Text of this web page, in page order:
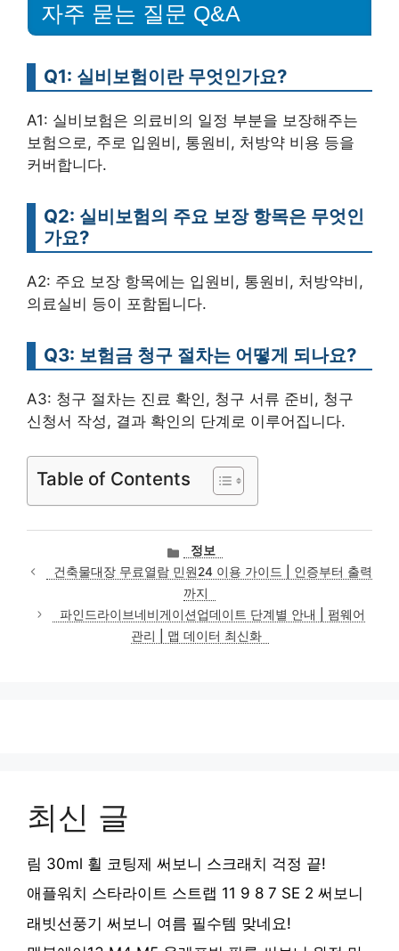
자주 묻는 질문 Q&A
Q1: 실비보험이란 무엇인가요?
A1: 실비보험은 의료비의 일정 부분을 보장해주는
보험으로, 주로 입원비, 통원비, 처방약 비용 등을
커버합니다.
Q2: 실비보험의 주요 보장 항목은 무엇인
가요?
A2: 주요 보장 항목에는 입원비, 통원비, 처방약비,
의료실비 등이 포함됩니다.
Q3: 보험금 청구 절차는 어떻게 되나요?
A3: 청구 절차는 진료 확인, 청구 서류 준비, 청구
신청서 작성, 결과 확인의 단계로 이루어집니다.
Table of Contents
카
테
고
리
정보
건축물대장 무료열람 민원24 이용 가이드 | 인증부터 출력
까지
파인드라이브네비게이션업데이트 단계별 안내 | 펌웨어
관리 | 맵 데이터 최신화
최신 글
림 30ml 휠 코팅제 써보니 스크래치 걱정 끝!
애플워치 스타라이트 스트랩 11 9 8 7 SE 2 써보니
래빗선풍기 써보니 여름 필수템 맞네요!